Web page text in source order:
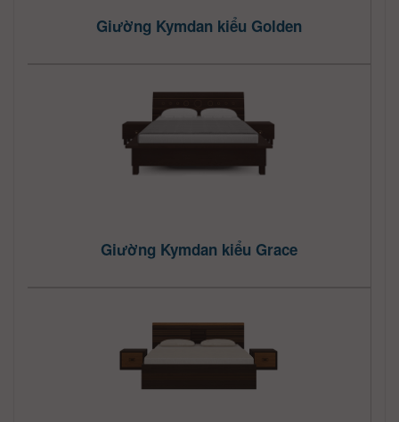
Giường Kymdan kiểu Golden
Giường Kymdan kiểu Grace